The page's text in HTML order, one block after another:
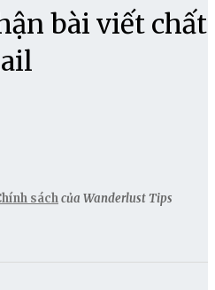
bài viết chất
sáchcủa Wanderlust Tips